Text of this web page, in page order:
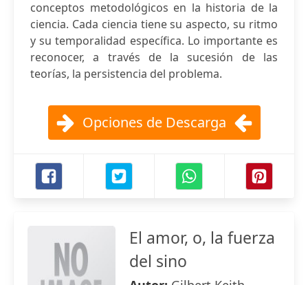
conceptos metodológicos en la historia de la
ciencia. Cada ciencia tiene su aspecto, su ritmo
y su temporalidad específica. Lo importante es
reconocer, a través de la sucesión de las
teorías, la persistencia del problema.
Opciones de Descarga
El amor, o, la fuerza
del sino